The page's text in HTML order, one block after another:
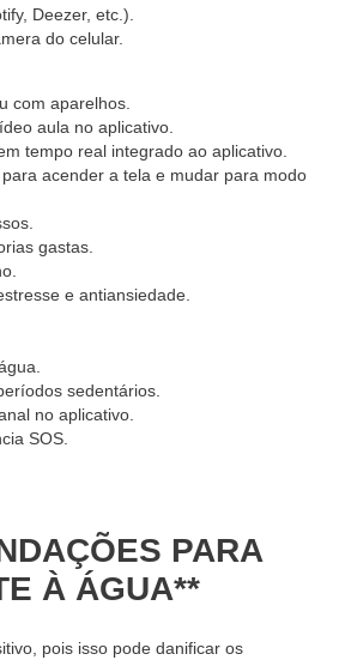
Deezer, etc.).
do celular.
com aparelhos.
aula no aplicativo.
tempo real integrado ao aplicativo.
acender a tela e mudar para modo
gastas.
e antiansiedade.
sedentários.
no aplicativo.
SOS.
PARA
À ÁGUA**
pois isso pode danificar os